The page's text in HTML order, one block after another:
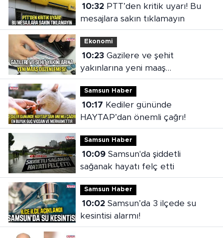
10:32PTT’den kritik uyarı! Bu
mesajlara sakın tıklamayın
Ekonomi
10:23Gazilere ve şehit
yakınlarına yeni maaş
düzenlemesi
Samsun Haber
10:17
HAYTAP’dan önemli çağrı!
Samsun Haber
10:09Samsun'da şiddetli
sağanak hayatı felç etti
Samsun Haber
10:02Samsun’da 3 ilçede su
kesintisi alarmı!